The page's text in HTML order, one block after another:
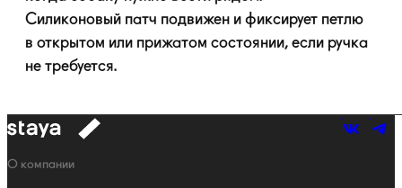
Силиконовый патч подвижен и фиксирует петлю
в открытом или прижатом состоянии, если ручка
не требуется.
к
Навигация
О компании